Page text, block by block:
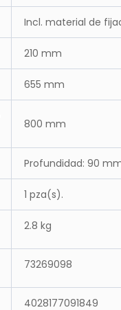
Incl. material de
210 mm
655 mm
800 mm
Profundidad: 90
1 pza(s).
2.8 kg
73269098
4028177091849